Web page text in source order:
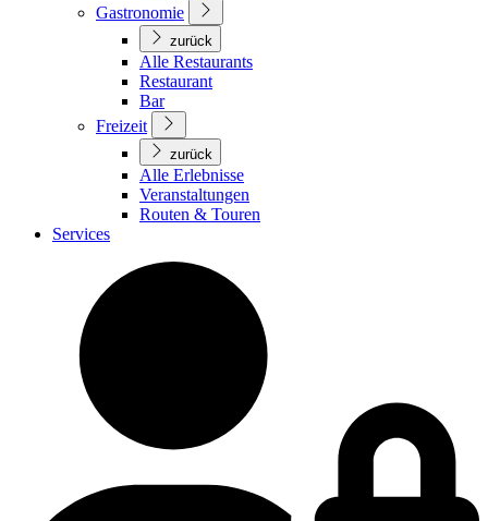
Gastronomie
zurück
Alle Restaurants
Restaurant
Bar
Freizeit
zurück
Alle Erlebnisse
Veranstaltungen
Routen & Touren
Services